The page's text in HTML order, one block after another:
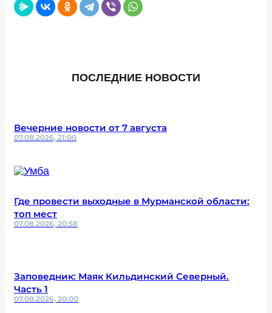
ПОСЛЕДНИЕ НОВОСТИ
Вечерние новости от 7 августа
07.08.2026, 21:00
Где провести выходные в Мурманской области:
топ мест
07.08.2026, 20:58
Заповедник: Маяк Кильдинский Северный.
Часть 1
07.08.2026, 20:00